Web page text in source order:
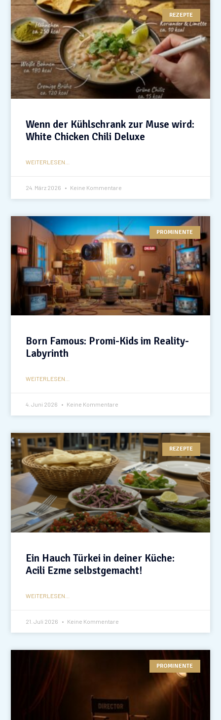
REZEPTE
Wenn der Kühlschrank zur Muse wird:
White Chicken Chili Deluxe
WEITERLESEN...
24. März 2026 Keine Kommentare
PROMINENTE
Born Famous: Promi-Kids im Reality-
Labyrinth
WEITERLESEN...
4. Juni 2026 Keine Kommentare
REZEPTE
Ein Hauch Türkei in deiner Küche:
Acili Ezme selbstgemacht!
WEITERLESEN...
21. Juli 2026 Keine Kommentare
PROMINENTE